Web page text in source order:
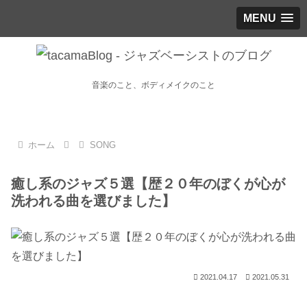
MENU
音楽のこと、ボディメイクのこと
ホーム SONG
癒し系のジャズ５選【歴２０年のぼくが心が
洗われる曲を選びました】
2021.04.17 2021.05.31